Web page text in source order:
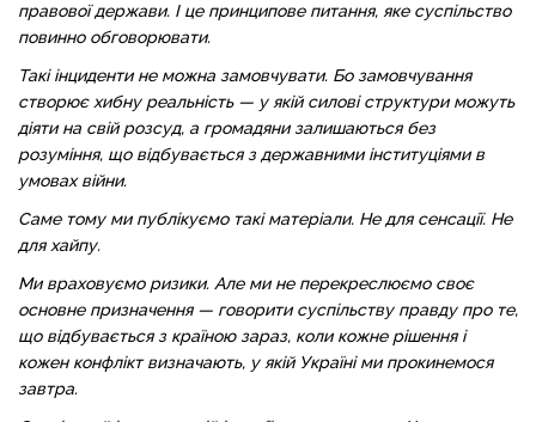
правової держави. І це принципове питання, яке суспільство
повинно обговорювати.
Такі інциденти не можна замовчувати. Бо замовчування
створює хибну реальність — у якій силові структури можуть
діяти на свій розсуд, а громадяни залишаються без
розуміння, що відбувається з державними інституціями в
умовах війни.
Саме тому ми публікуємо такі матеріали. Не для сенсації. Не
для хайпу.
Ми враховуємо ризики. Але ми не перекреслюємо своє
основне призначення — говорити суспільству правду про те,
що відбувається з країною зараз, коли кожне рішення і
кожен конфлікт визначають, у якій Україні ми прокинемося
завтра.